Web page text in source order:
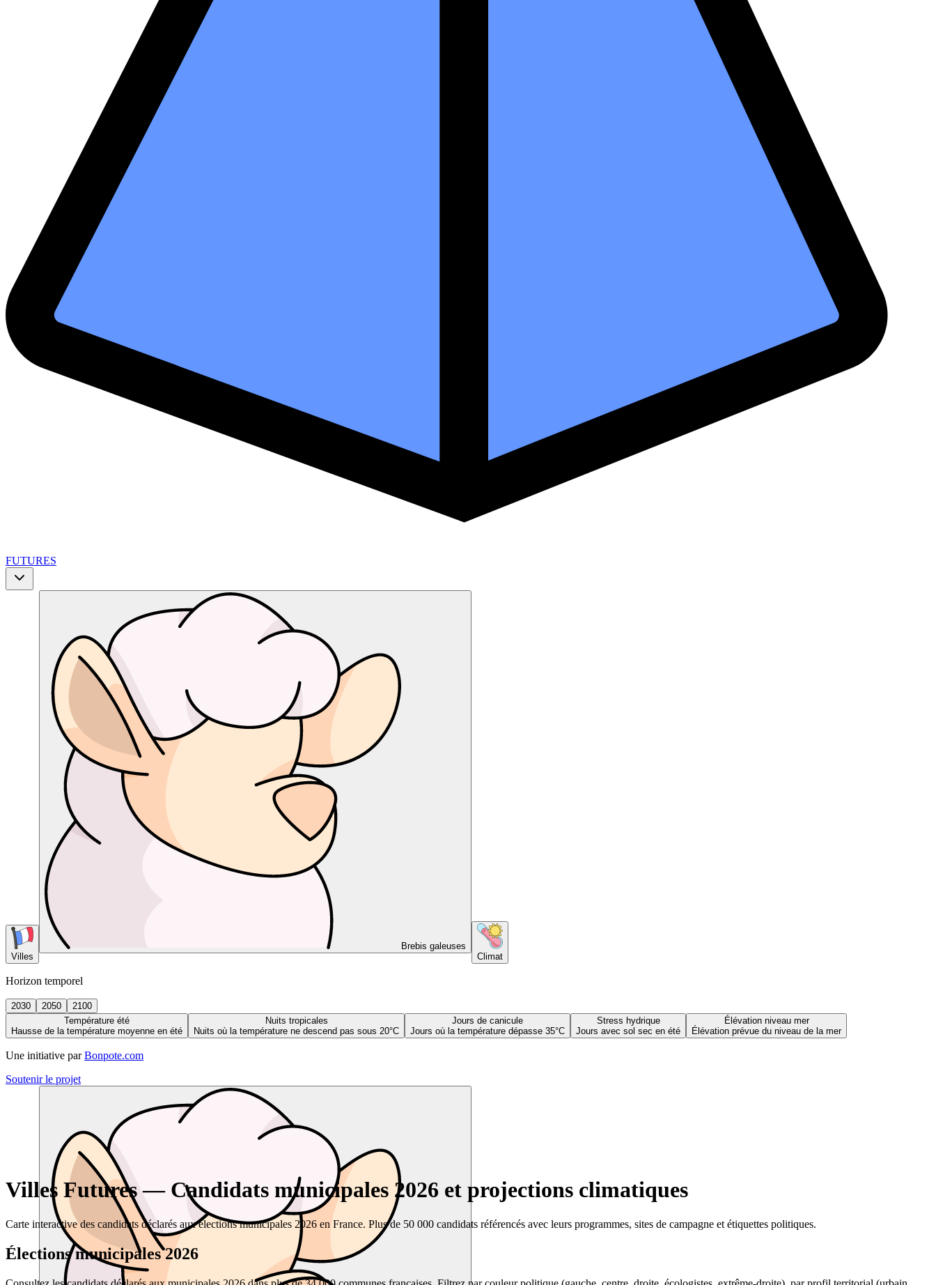
FUTURES
Villes
Brebis galeuses
Climat
Horizon temporel
2030 2050
2100
Température été
Hausse de la température moyenne en été
Nuits tropicales
Nuits où la température ne descend pas sous 20°C
Jours de canicule
Jours où la température dépasse 35°C
Stress hydrique
Jours avec sol sec en été
Élévation niveau mer
Élévation prévue du niveau de la mer
Une initiative par Bonpote.com
Soutenir le projet
Villes Futures — Candidats municipales 2026 et projections climatiques
Carte interactive des candidats déclarés aux élections municipales 2026 en France. Plus de 50 000 candidats référencés avec leurs programmes, sites de campagne et étiquettes politiques.
Élections municipales 2026